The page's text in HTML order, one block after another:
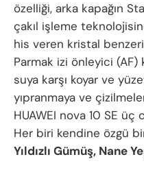
özelliği, arka kapağın
çakıl işleme
his veren kristal
Parmak izi önleyici (AF)
suya karşı koyar ve
yıpranmaya ve
HUAWEI nova 10 SE
Her biri kendine özgü
Yıldızlı Gümüş, Nane